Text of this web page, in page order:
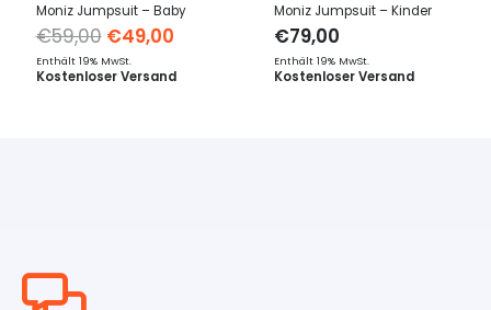
Moniz Jumpsuit – Baby
€59,00 Ursprünglicher
Preis
war:
€49,00Aktueller
ist:
Enthält 19% MwSt.
Kostenloser Versand
Moniz Jumpsuit – Kinder
€79,00
Enthält 19% MwSt.
Kostenloser Versand